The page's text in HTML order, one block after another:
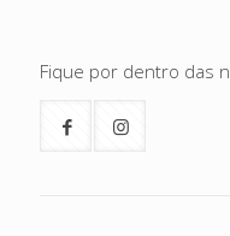
Fique por dentro das